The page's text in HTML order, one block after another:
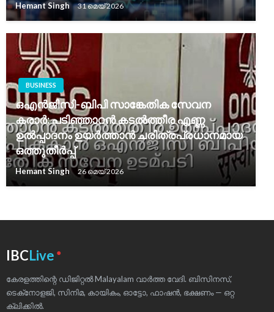
Hemant Singh 31 മെയ്‌ 2026
BUSINESS
ഒഎൻജിസി-ബിപി സാങ്കേതിക സേവന
കരാർ: പടിഞ്ഞാറൻ കടൽത്തീര എണ്ണ
ഉൽപ്പാദനം ഉയർത്താൻ ചരിത്രപ്രധാനമായ
ഒത്തുതീർപ്പ്
Hemant Singh 26 മെയ്‌ 2026
IBCLive ●
കേരളത്തിന്റെ ഡിജിറ്റൽ Malayalam വാർത്ത വേദി. ബിസിനസ്,
ടെക്‌നോളജി, സിനിമ, കായികം, ഓട്ടോ, ഫാഷൻ, ഭക്ഷണം — ഒറ്റ
ക്ലിക്കിൽ.